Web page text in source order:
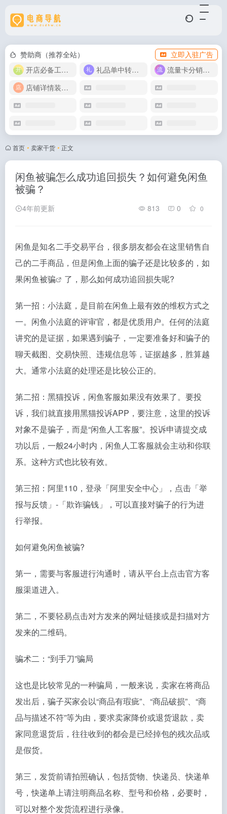
赞助商（推荐全站）
立即入驻广告
开店必备工具箱
礼品单中转同步单
流量卡分销代理
店铺详情装修模版
首页 • 卖家干货 • 正文
闲鱼被骗怎么成功追回损失？如何避免闲鱼
被骗？
4年前更新 813 0 0
闲鱼是知名二手交易平台，很多朋友都会在这里销售自
己的二手商品，但是闲鱼上面的骗子还是比较多的，如
果闲鱼被骗 了，那么如何成功追回损失呢?
第一招：小法庭，是目前在闲鱼上最有效的维权方式之
一。闲鱼小法庭的评审官，都是优质用户。任何的法庭
讲究的是证据，如果遇到骗子，一定要准备好和骗子的
聊天截图、交易快照、违规信息等，证据越多，胜算越
大。通常小法庭的处理还是比较公正的。
第二招：黑猫投诉，闲鱼客服如果没有效果了。要投
诉，我们就直接用黑猫投诉APP，要注意，这里的投诉
对象不是骗子，而是“闲鱼人工客服”。投诉申请提交成
功以后，一般24小时内，闲鱼人工客服就会主动和你联
系。这种方式也比较有效。
第三招：阿里110，登录「阿里安全中心」，点击「举
报与反馈」-「欺诈骗钱」，可以直接对骗子的行为进
行举报。
如何避免闲鱼被骗?
第一，需要与客服进行沟通时，请从平台上点击官方客
服渠道进入。
第二，不要轻易点击对方发来的网址链接或是扫描对方
发来的二维码。
骗术二：“到手刀”骗局
这也是比较常见的一种骗局，一般来说，卖家在将商品
发出后，骗子买家会以“商品有瑕疵”、“商品破损”、“商
品与描述不符”等为由，要求卖家降价或退货退款，卖
家同意退货后，往往收到的都会是已经掉包的残次品或
是假货。
第三，发货前请拍照确认，包括货物、快递员、快递单
号，快递单上请注明商品名称、型号和价格，必要时，
可以对整个发货流程进行录像。